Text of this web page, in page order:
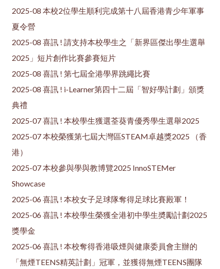
2025-08 本校2位學生順利完成第十八屆香港青少年軍事
夏令營
2025-08 喜訊 ! 請支持本校學生之「新界區傑出學生選舉
2025」短片創作比賽參賽短片
2025-08 喜訊 ! 第七屆全港學界跳繩比賽
2025-08 喜訊 ! i-Learner第四十二屆「智好學計劃」頒獎
典禮
2025-07 喜訊 ! 本校學生獲選荃葵青優秀學生選舉2025
2025-07 本校榮獲第七屆大灣區STEAM卓越獎2025 （香
港）
2025-07 本校參與學與教博覽2025 InnoSTEMer
Showcase
2025-06 喜訊 ! 本校女子足球隊奪得足球比賽殿軍！
2025-06 喜訊 ! 本校學生榮獲全港初中學生奬勵計劃2025
獎學金
2025-06 喜訊 ! 本校奪得香港吸煙與健康委員會主辦的
「無煙TEENS精英計劃」冠軍，並獲得無煙TEENS團隊